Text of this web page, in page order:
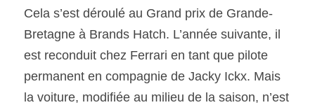
Cela s’est déroulé au Grand prix de Grande-
Bretagne à Brands Hatch. L’année suivante, il
est reconduit chez Ferrari en tant que pilote
permanent en compagnie de Jacky Ickx. Mais
la voiture, modifiée au milieu de la saison, n’est